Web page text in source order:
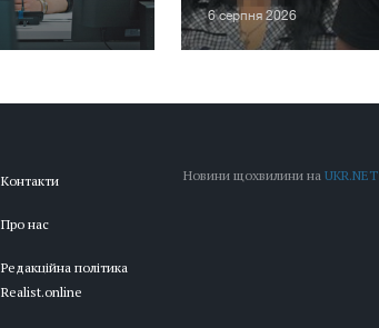
6 серпня 2026
Контакти
Про нас
Редакційна політика
Realist.online
Новини щохвилини наUKR.NET